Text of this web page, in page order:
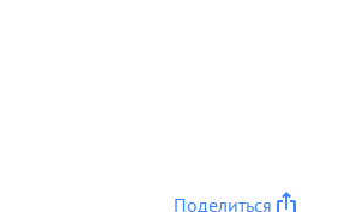
Поделиться